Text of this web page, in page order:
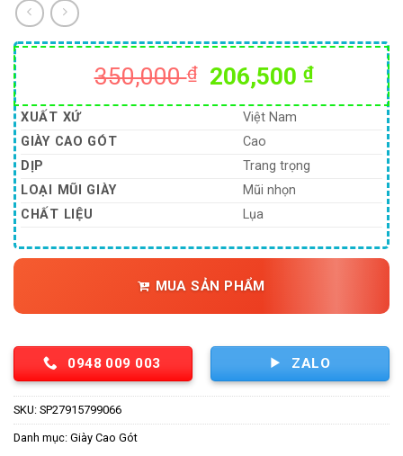
350,000₫
Giá
gốc
350,000 ₫.
206,500₫Giá
hiện
XUẤT XỨ
Việt Nam
GIÀY CAO GÓT
Cao
DỊP
Trang trọng
LOẠI MŨI GIÀY
Mũi nhọn
CHẤT LIỆU
Lụa
MUA SẢN PHẨM
0948 009 003 ZALO
SKU: SP27915799066
Danh mục: Giày Cao Gót